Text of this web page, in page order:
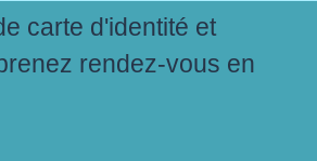
carte d'identité et
rendez-vous en